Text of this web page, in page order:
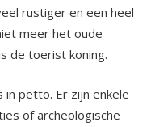
rustiger en een heel
meer het oude
de toerist koning.
petto. Er zijn enkele
of archeologische